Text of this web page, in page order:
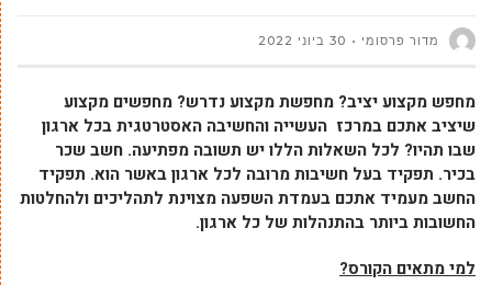
מדור פרסומי 30 ביוני 2022
מחפש מקצוע יציב? מחפשת מקצוע נדרש? מחפשים מקצוע
שיציב אתכם במרכז העשייה והחשיבה האסטרטגית בכל ארגון
שבו תהיו? לכל השאלות הללו יש תשובה מפתיעה. חשב שכר
בכיר. תפקיד בעל חשיבות מרובה לכל ארגון באשר הוא. תפקיד
החשב מעמיד אתכם בעמדת השפעה מצוינת לתהליכים ולהחלטות
החשובות ביותר בהתנהלות של כל ארגון.
למי מתאים הקורס?